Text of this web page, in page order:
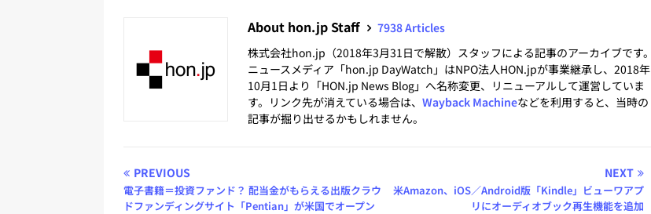
About hon.jp Staff
7938 Articles
株式会社hon.jp（2018年3月31日で解散）スタッフによる記事のアーカイブです。
ニュースメディア「hon.jp DayWatch」はNPO法人HON.jpが事業継承し、2018年
10月1日より「HON.jp News Blog」へ名称変更、リニューアルして運営していま
す。リンク先が消えている場合は、 Wayback Machineなどを利用すると、当時の
記事が掘り出せるかもしれません。
PREVIOUS
電子書籍＝投資ファンド？ 配当金がもらえる出版クラウ
ドファンディングサイト「Pentian」が米国でオープン
NEXT
米Amazon、iOS／Android版「Kindle」ビューワアプ
リにオーディオブック再生機能を追加